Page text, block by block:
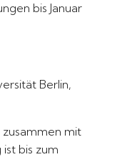
bis Januar
Berlin,
zusammen mit
bis zum